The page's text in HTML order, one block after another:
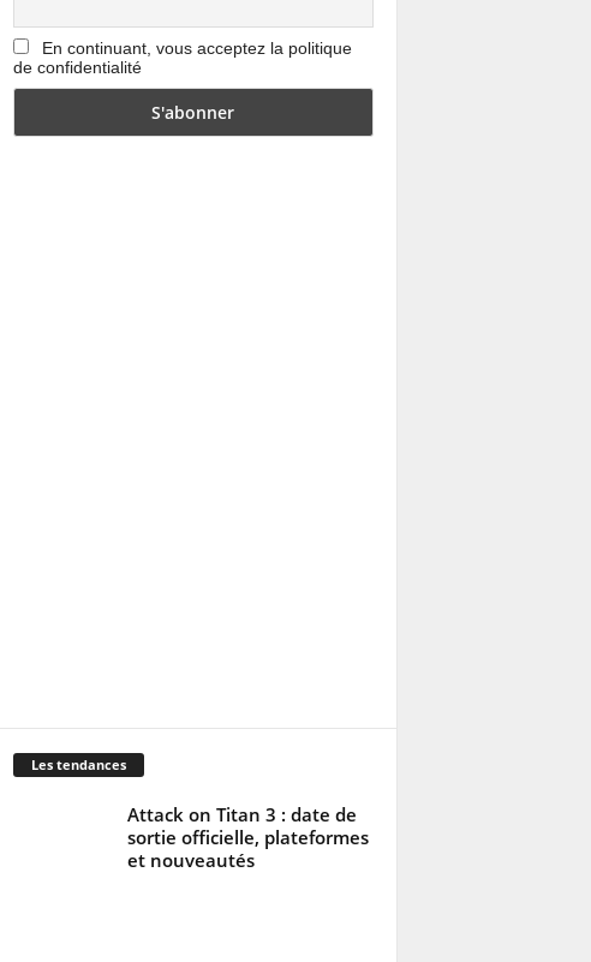
En continuant, vous acceptez la politique
de confidentialité
Les tendances
Attack on Titan 3 : date de
sortie officielle, plateformes
et nouveautés